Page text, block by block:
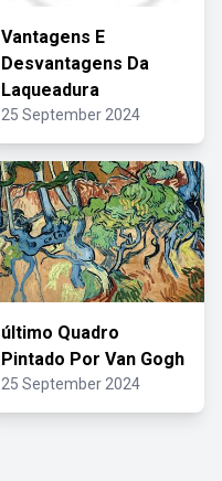
Vantagens E
Desvantagens Da
Laqueadura
25 September 2024
último Quadro
Pintado Por Van Gogh
25 September 2024